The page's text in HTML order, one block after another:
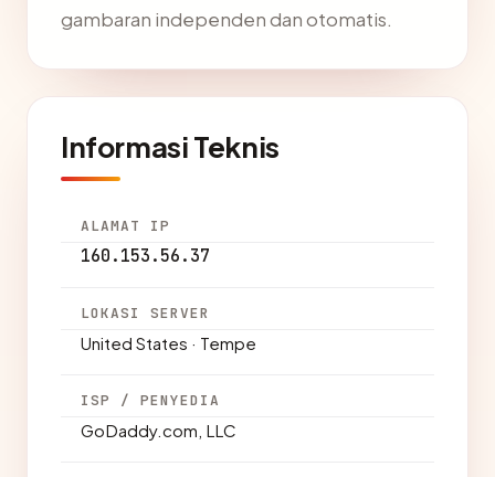
gambaran independen dan otomatis.
Informasi Teknis
ALAMAT IP
160.153.56.37
LOKASI SERVER
United States · Tempe
ISP / PENYEDIA
GoDaddy.com, LLC